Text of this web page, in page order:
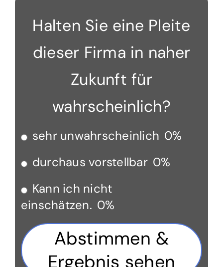
Halten Sie eine Pleite
dieser Firma in naher
Zukunft für
wahrscheinlich?
sehr unwahrscheinlich 0%
durchaus vorstellbar 0%
Kann ich nicht
einschätzen. 0%
Abstimmen &
Ergebnis sehen